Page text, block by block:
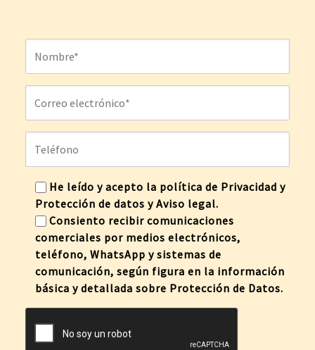
He leído y acepto la política de Privacidad y
Protección de datos y Aviso legal.
Consiento recibir comunicaciones
comerciales por medios electrónicos,
teléfono, WhatsApp y sistemas de
comunicación, según figura en la información
básica y detallada sobre Protección de Datos.